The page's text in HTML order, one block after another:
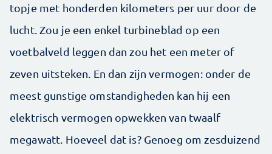
topje met honderden kilometers per uur door de
lucht. Zou je een enkel turbineblad op een
voetbalveld leggen dan zou het een meter of
zeven uitsteken. En dan zijn vermogen: onder de
meest gunstige omstandigheden kan hij een
elektrisch vermogen opwekken van twaalf
megawatt. Hoeveel dat is? Genoeg om zesduizend